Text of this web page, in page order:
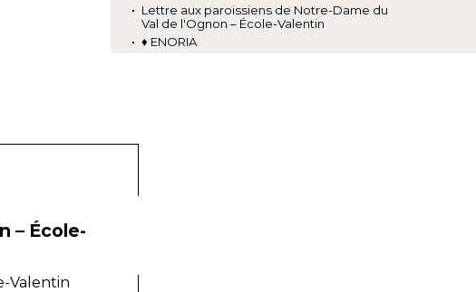
Lettre aux paroissiens de Notre-Dame du
Val de l'Ognon – École-Valentin
♦ ENORIA
– École-
Valentin